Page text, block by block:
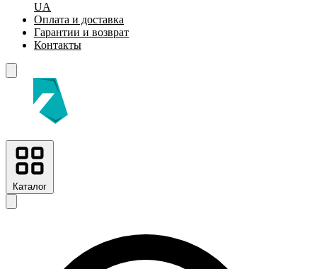
UA
Оплата и доставка
Гарантии и возврат
Контакты
Каталог